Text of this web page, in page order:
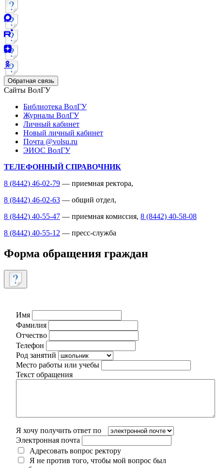
Обратная связь
Сайты ВолГУ
Библиотека ВолГУ
Журналы ВолГУ
Личный кабинет
Новый личный кабинет
Почта @volsu.ru
ЭИОС ВолГУ
ТЕЛЕФОННЫЙ СПРАВОЧНИК
8 (8442) 46-02-79 — приемная ректора,
8 (8442) 46-02-63 — общий отдел,
8 (8442) 40-55-47 — приемная комиссия, 8 (8442) 40-58-08
8 (8442) 40-55-12 — пресс-служба
Форма обращения граждан
Имя
Фамилия
Отчество
Телефон
Род занятий
Место работы или учебы
Текст обращения
Я хочу получить ответ по
Электронная почта
Адресовать вопрос ректору
Я не против того, чтобы мой вопрос был